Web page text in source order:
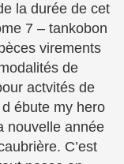
la durée de cet
7 – tankobon
virements
de
actvités de
ébute my hero
nouvelle année
C’est